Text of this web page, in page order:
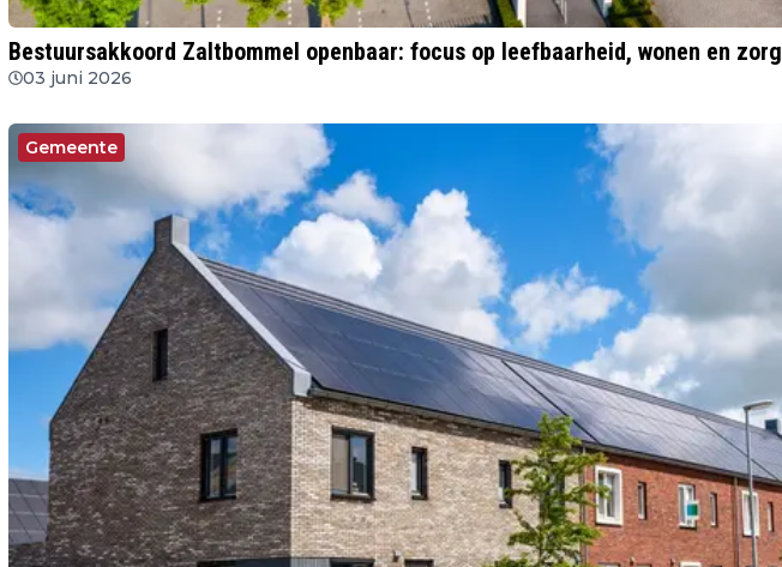
Bestuursakkoord Zaltbommel openbaar: focus op leefbaarheid, wonen en zorg
03 juni 2026
Gemeente